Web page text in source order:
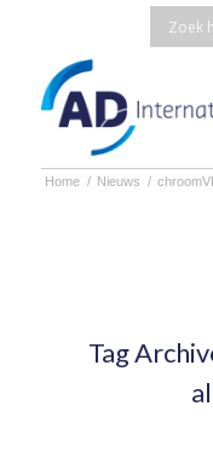
Home / Nieuws /
Tag